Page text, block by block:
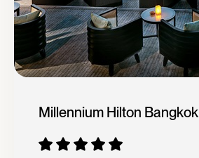
Millennium Hilton Bangkok